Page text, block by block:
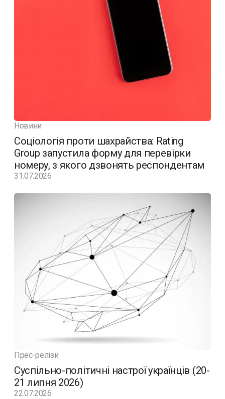
Новини
Соціологія проти шахрайства: Rating
Group запустила форму для перевірки
номеру, з якого дзвонять респондентам
31.07.2026
Прес-релізи
Суспільно-політичні настрої українців (20-
21 липня 2026)
22.07.2026